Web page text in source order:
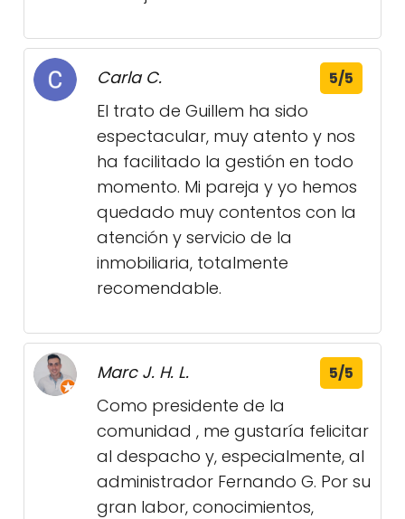
Carla C. 5/5
El trato de Guillem ha sido
espectacular, muy atento y nos
ha facilitado la gestión en todo
momento. Mi pareja y yo hemos
quedado muy contentos con la
atención y servicio de la
inmobiliaria, totalmente
recomendable.
Marc J. H. L. 5/5
Como presidente de la
comunidad , me gustaría felicitar
al despacho y, especialmente, al
administrador Fernando G. Por su
gran labor, conocimientos,